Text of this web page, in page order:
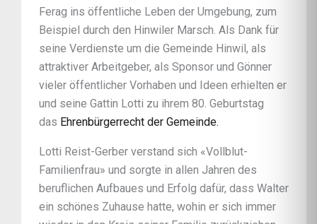
Ferag ins öffentliche Leben der Umgebung, zum
Beispiel durch den Hinwiler Marsch. Als Dank für
seine Verdienste um die Gemeinde Hinwil, als
attraktiver Arbeitgeber, als Sponsor und Gönner
vieler öffentlicher Vorhaben und Ideen erhielten er
und seine Gattin Lotti zu ihrem 80. Geburtstag
das Ehrenbürgerrecht der Gemeinde.
Lotti Reist-Gerber verstand sich «Vollblut-
Familienfrau» und sorgte in allen Jahren des
beruflichen Aufbaues und Erfolg dafür, dass Walter
ein schönes Zuhause hatte, wohin er sich immer